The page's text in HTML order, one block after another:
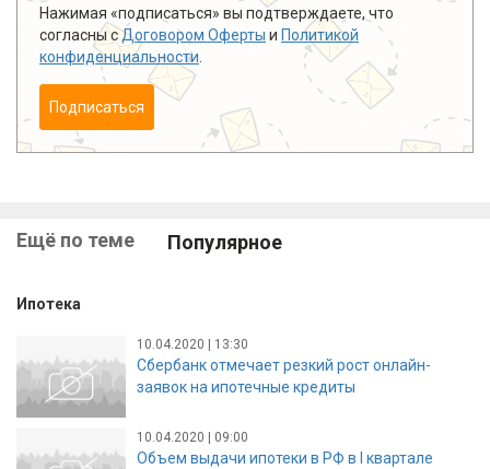
Нажимая «подписаться» вы подтверждаете, что
согласны сДоговором Оферты и Политикой
конфиденциальности
Подписаться
Ещё по теме Популярное
Ипотека
10.04.2020 | 13:30
Сбербанк отмечает резкий рост онлайн-
заявок на ипотечные кредиты
10.04.2020 | 09:00
Объем выдачи ипотеки в РФ в I квартале